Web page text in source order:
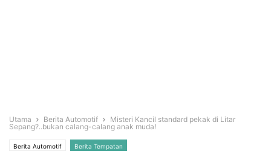
Utama Berita Automotif
Misteri Kancil standard pekak di Litar
Sepang?..bukan calang-calang anak muda!
Berita Automotif Berita Tempatan